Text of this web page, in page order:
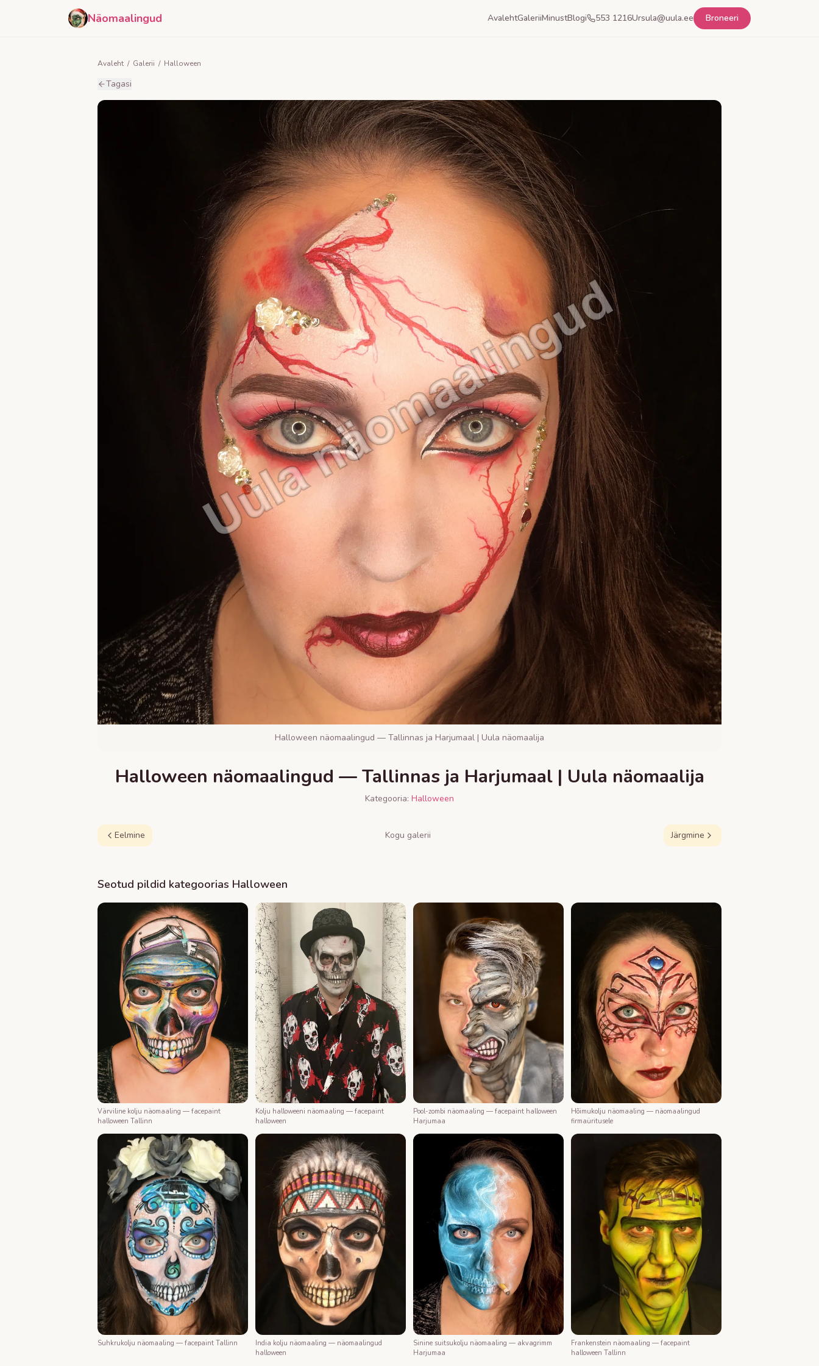
Näomaalingud AvalehtGaleriiMinustBlogi 553 1216Ursula@uula.ee Broneeri
Avaleht / Galerii / Halloween
Tagasi
Halloween näomaalingud — Tallinnas ja Harjumaal | Uula näomaalija
Halloween näomaalingud — Tallinnas ja Harjumaal | Uula näomaalija
Kategooria: Halloween
Eelmine Kogu galerii Järgmine
Seotud pildid kategoorias Halloween
Värviline kolju näomaaling — facepaint
halloween Tallinn
Kolju halloweeni näomaaling — facepaint
halloween
Pool-zombi näomaaling — facepaint halloween
Harjumaa
Hõimukolju näomaaling — näomaalingud
firmaüritusele
Suhkrukolju näomaaling — facepaint Tallinn
India kolju näomaaling — näomaalingud
halloween
Sinine suitsukolju näomaaling — akvagrimm
Harjumaa
Frankenstein näomaaling — facepaint
halloween Tallinn